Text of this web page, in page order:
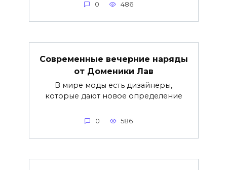
0 486
Современные вечерние наряды
от Доменики Лав
В мире моды есть дизайнеры,
которые дают новое определение
0 586